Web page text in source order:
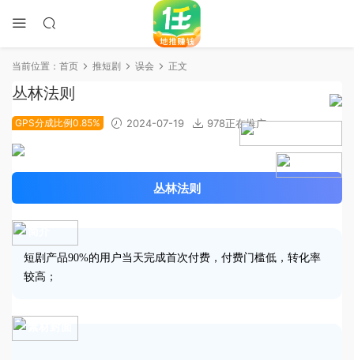
当前位置： 首页 推短剧 误会 正文
丛林法则
GPS分成比例0.85% 2024-07-19 978正在推广
2024-06-18上线
丛林法则
短剧产品90%的用户当天完成首次付费，付费门槛低，转化率
较高；